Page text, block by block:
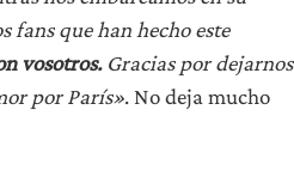
que han hecho este
vosotros.Gracias por dejarnos
por París». No deja mucho